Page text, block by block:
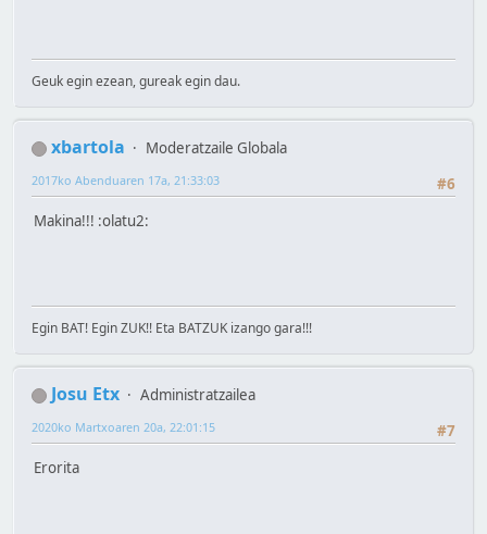
Geuk egin ezean, gureak egin dau.
xbartola
Moderatzaile Globala
#6
2017ko Abenduaren 17a, 21:33:03
Makina!!! :olatu2:
Egin BAT! Egin ZUK!! Eta BATZUK izango gara!!!
Josu Etx
Administratzailea
#7
2020ko Martxoaren 20a, 22:01:15
Erorita